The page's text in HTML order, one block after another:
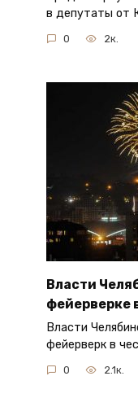
в депутаты от
0 2к.
Власти
фейерверке
Власти
фейерверк в
0 2.1к.